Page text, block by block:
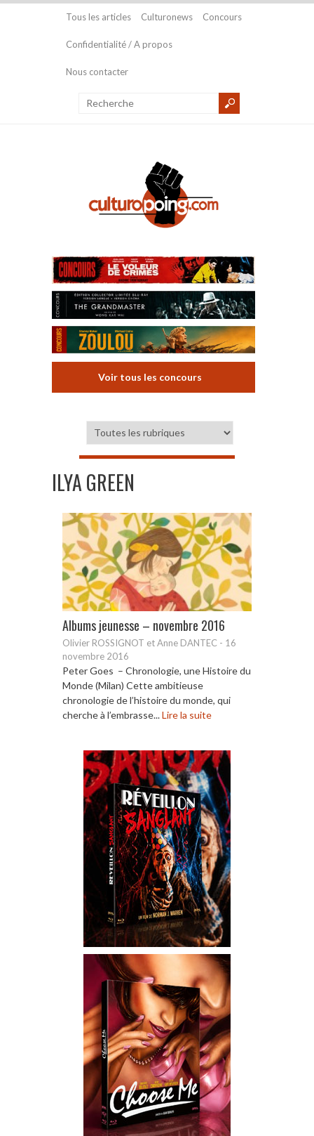
Tous les articles Culturonews Concours
Confidentialité / A propos
Nous contacter
Voir tous les concours
ILYA GREEN
Albums jeunesse – novembre 2016
Olivier ROSSIGNOT et Anne DANTEC - 16
novembre 2016
Peter Goes – Chronologie, une Histoire du
Monde (Milan) Cette ambitieuse
chronologie de l’histoire du monde, qui
cherche à l’embrasse...Lire la suite